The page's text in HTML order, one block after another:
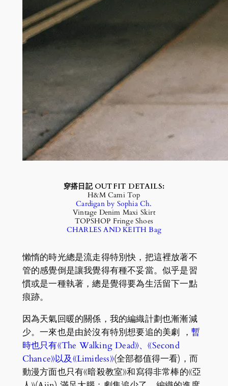
穿搭日記 OUTFIT DETAILS:
H&M Cami Top
Cardigan by Sophia Ch.
Vintage Denim Maxi Skirt
TOPSHOP Fringe Shoes
CHARLES AND KEITH Bag
懶惰的時光總是流走得特別快，把這裡放著不
管的感覺倒是讓我覺得有種不妥當。似乎是習
慣或是一種執著，總是覺得要為生活留下一點
痕跡。
因為天氣回暖的關係，我的編織計劃也漸漸減
少。一來也是由於沒有特別想要追的美劇 ， 暫
時也只有《The Walking Dead》、《Second
Chance》以及《Limitless》(全部都值得一看)，而
動漫方面也只有《暗殺教室》和寫得非常棒的《亞